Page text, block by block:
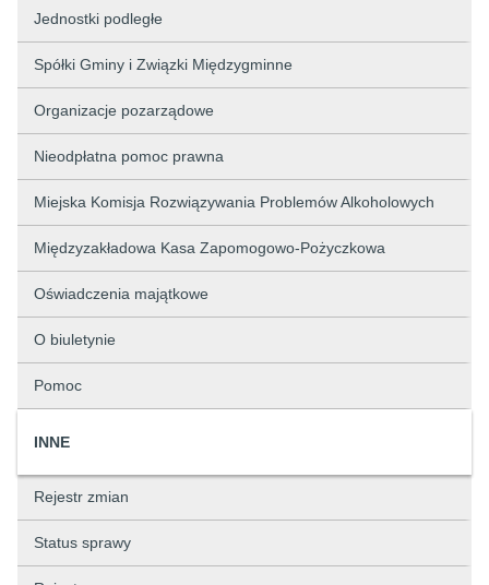
Jednostki podległe
Spółki Gminy i Związki Międzygminne
Organizacje pozarządowe
Nieodpłatna pomoc prawna
Miejska Komisja Rozwiązywania Problemów Alkoholowych
Międzyzakładowa Kasa Zapomogowo-Pożyczkowa
Oświadczenia majątkowe
O biuletynie
Pomoc
INNE
Rejestr zmian
Status sprawy